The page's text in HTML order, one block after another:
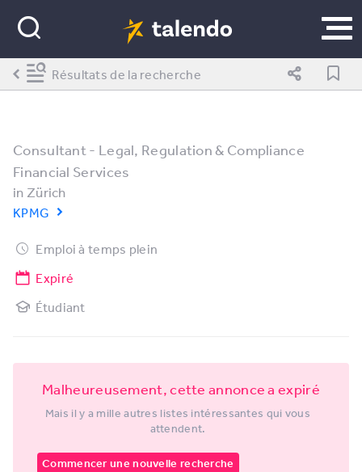
Consultant - Legal, Regulation & Compliance
Financial Services
in Zürich
KPMG
Emploi à temps plein
Expiré
Étudiant
Malheureusement, cette annonce a expiré
Mais il y a mille autres listes intéressantes qui vous
attendent.
Commencer une nouvelle recherche
Résultats de la recherche